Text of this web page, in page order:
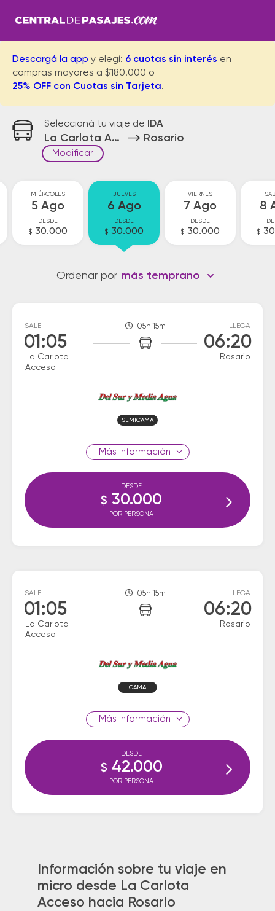
Descargá la app y elegí: 6 cuotas sin interés en
compras mayores a $180.000 o
25% OFF con Cuotas sin Tarjeta.
Seleccioná tu viaje de IDA
La Carlota Acceso Rosario
Modificar
MIÉRCOLES
5 Ago
DESDE
$ 30.000
JUEVES
6 Ago
DESDE
$ 30.000
VIERNES
7 Ago
DESDE
$ 30.000
8
$
Ordenar por más temprano
SALE
01:05
La Carlota
Acceso
05h 15m LLEGA
06:20
Rosario
SEMICAMA
información
DESDE
$ 30.000
POR PERSONA
SALE
01:05
La Carlota
Acceso
05h 15m LLEGA
06:20
Rosario
CAMA
información
DESDE
$ 42.000
POR PERSONA
Información sobre tu viaje en
micro desde La Carlota
Acceso hacia Rosario